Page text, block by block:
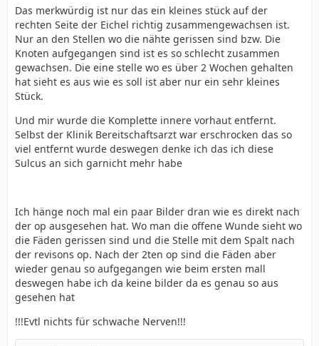
Das merkwürdig ist nur das ein kleines stück auf der
rechten Seite der Eichel richtig zusammengewachsen ist.
Nur an den Stellen wo die nähte gerissen sind bzw. Die
Knoten aufgegangen sind ist es so schlecht zusammen
gewachsen. Die eine stelle wo es über 2 Wochen gehalten
hat sieht es aus wie es soll ist aber nur ein sehr kleines
Stück.
Und mir wurde die Komplette innere vorhaut entfernt.
Selbst der Klinik Bereitschaftsarzt war erschrocken das so
viel entfernt wurde deswegen denke ich das ich diese
Sulcus an sich garnicht mehr habe
Ich hänge noch mal ein paar Bilder dran wie es direkt nach
der op ausgesehen hat. Wo man die offene Wunde sieht wo
die Fäden gerissen sind und die Stelle mit dem Spalt nach
der revisons op. Nach der 2ten op sind die Fäden aber
wieder genau so aufgegangen wie beim ersten mall
deswegen habe ich da keine bilder da es genau so aus
gesehen hat
!!!Evtl nichts für schwache Nerven!!!